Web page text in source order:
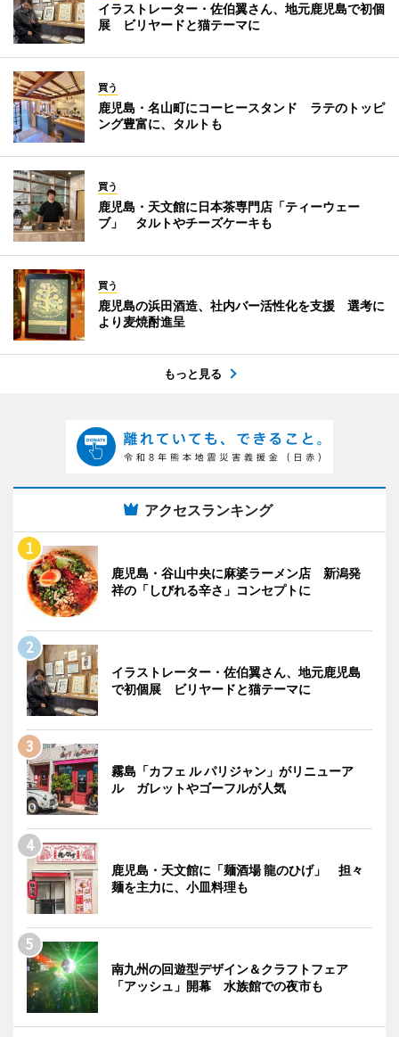
イラストレーター・佐伯翼さん、地元鹿児島で初個
展 ビリヤードと猫テーマに
買う
鹿児島・名山町にコーヒースタンド ラテのトッピ
ング豊富に、タルトも
買う
鹿児島・天文館に日本茶専門店「ティーウェー
ブ」 タルトやチーズケーキも
買う
鹿児島の浜田酒造、社内バー活性化を支援 選考に
より麦焼酎進呈
もっと見る
アクセスランキング
鹿児島・谷山中央に麻婆ラーメン店 新潟発
祥の「しびれる辛さ」コンセプトに
イラストレーター・佐伯翼さん、地元鹿児島
で初個展 ビリヤードと猫テーマに
霧島「カフェ ル パリジャン」がリニューア
ル ガレットやゴーフルが人気
鹿児島・天文館に「麺酒場 龍のひげ」 担々
麺を主力に、小皿料理も
南九州の回遊型デザイン＆クラフトフェア
「アッシュ」開幕 水族館での夜市も